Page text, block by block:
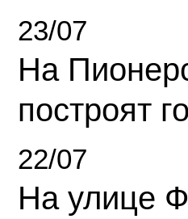
23/07
На
построят
22/07
На улице